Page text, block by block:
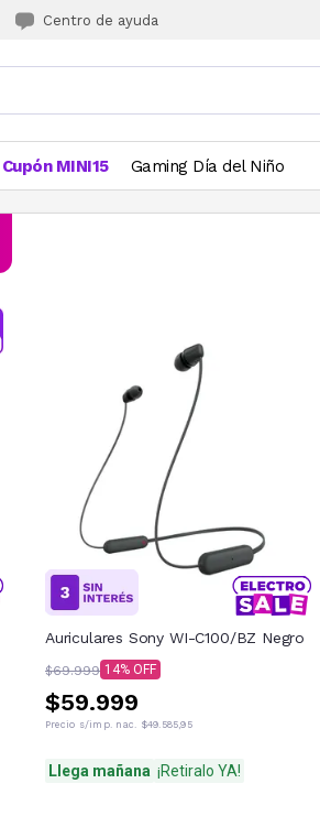
Centro de ayuda
Cupón MINI15 Gaming Día del Niño
Auriculares Sony WI-C100/BZ Negro
$69.999 14
$59.999
Precio s/imp. nac. $49.585,95
Llega mañana ¡Retiralo YA!